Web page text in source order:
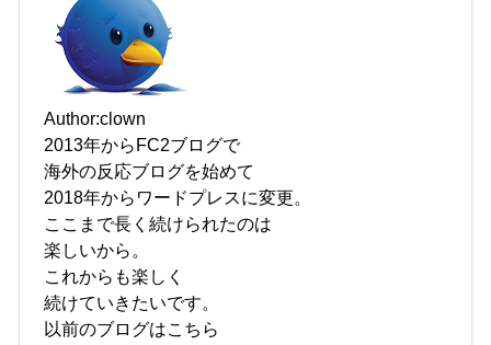
Author:clown
2013年からFC2ブログで
海外の反応ブログを始めて
2018年からワードプレスに変更。
ここまで長く続けられたのは
楽しいから。
これからも楽しく
続けていきたいです。
以前のブログはこちら